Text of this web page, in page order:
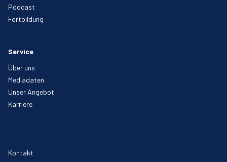
Podcast
Fortbildung
Service
Über uns
Mediadaten
Unser Angebot
Karriere
Kontakt